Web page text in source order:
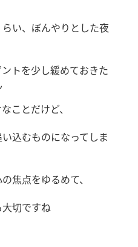
い、ぼんやりとした夜
トを少し緩めておきた
ことだけど、
込むものになってしま
焦点をゆるめて、
切ですね